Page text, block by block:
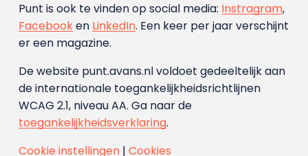
Punt is ook te vinden op social media: Instragram,
Facebooken LinkedIn. Een keer per jaar verschijnt
er een magazine.
De website punt.avans.nl voldoet gedeeltelijk aan
de internationale toegankelijkheidsrichtlijnen
WCAG 2.1, niveau AA. Ga naar de
toegankelijkheidsverklaring.
Cookie instellingen| Cookies